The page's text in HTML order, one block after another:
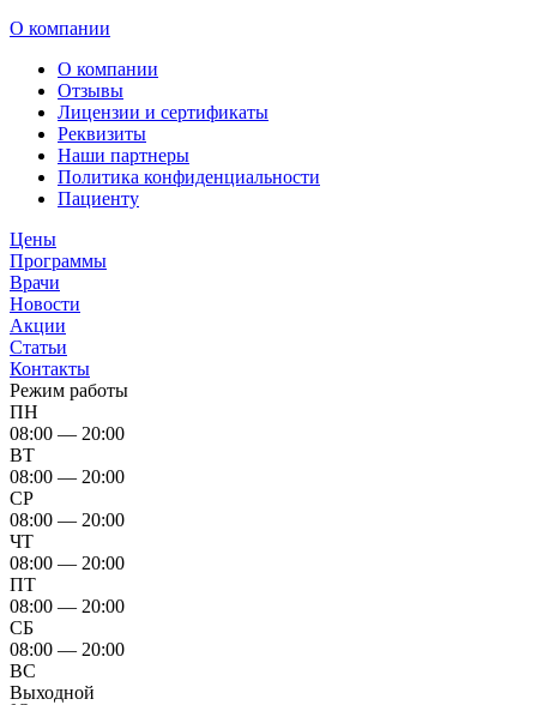
О компании
О компании
Отзывы
Лицензии и сертификаты
Реквизиты
Наши партнеры
Политика конфиденциальности
Пациенту
Цены
Программы
Врачи
Новости
Акции
Статьи
Контакты
Режим работы
ПН
08:00 — 20:00
ВТ
08:00 — 20:00
СР
08:00 — 20:00
ЧТ
08:00 — 20:00
ПТ
08:00 — 20:00
СБ
08:00 — 20:00
ВС
Выходной